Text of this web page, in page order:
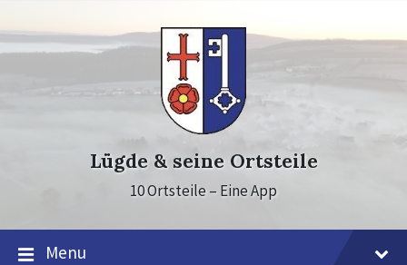
content
main
navigation
footer
Lügde & seine Ortsteile
10 Ortsteile – Eine App
Menu